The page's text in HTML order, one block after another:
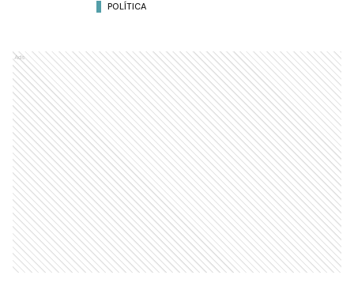
POLÍTICA
Ads